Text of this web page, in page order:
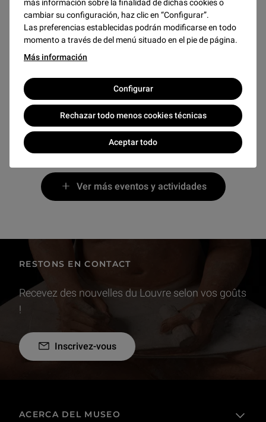
más información sobre la finalidad de dichas cookies o
cambiar su configuración, haz clic en “Configurar”.
Las preferencias establecidas podrán modificarse en todo
momento a través de del menú situado en el pie de página.
Más información
Configurar
Rechazar todo menos cookies técnicas
Aceptar todo
Del 9 octubre al 13 diciembre de 2026
Con motivo de las exposiciones «Zurbarán» y
«Esculpir el color»
Discover
Ver más eventos y actividades
RESTONS EN CONTACT
Recevez des nouvelles du Louvre selon vos goûts
!
Inscrivez-vous
ACERCA DEL MUSEO